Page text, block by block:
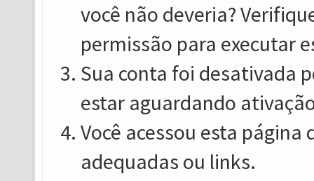
você não deveria?
permissão para executar
Sua conta foi desativada
estar aguardando
Você acessou esta
adequadas ou links.